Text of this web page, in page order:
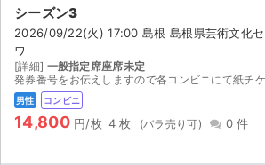
シーズン3
2026/09/22(火) 17:00 島根 島根県芸術文化セ
ワ
[詳細] 一般指定席座席未定
発券番号をお伝えしますので各コンビニにて紙チケットを発券してください。お座席は紙チケットを発券してみな
男性 コンビニ
14,800 円/枚 4 枚 0 件